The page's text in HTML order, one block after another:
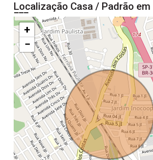
Localização Casa / Padrão em
+
−